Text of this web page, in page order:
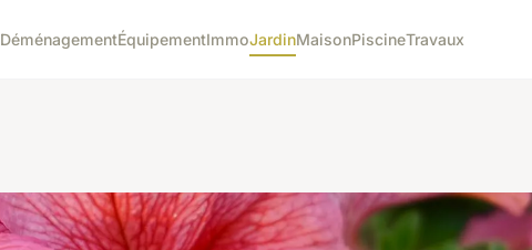
DéménagementÉquipementImmoJardinMaisonPiscineTravaux